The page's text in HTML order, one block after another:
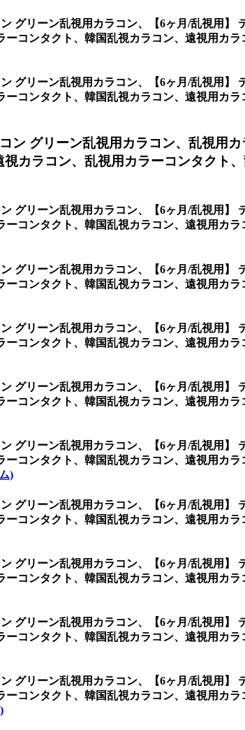
グリーン乱視用カラコン、
【6ヶ月/乱視用】
コンタクト、韓国乱視カラコン、遠視用カ
グリーン乱視用カラコン、
【6ヶ月/乱視用】
コンタクト、韓国乱視カラコン、遠視用カ
ン グリーン乱視用カラコン、 乱視用カ
カラコン、乱視用カラーコンタクト
グリーン乱視用カラコン、
【6ヶ月/乱視用】
コンタクト、韓国乱視カラコン、遠視用カ
グリーン乱視用カラコン、
【6ヶ月/乱視用】
コンタクト、韓国乱視カラコン、遠視用カ
グリーン乱視用カラコン、
【6ヶ月/乱視用】
コンタクト、韓国乱視カラコン、遠視用カ
グリーン乱視用カラコン、
【6ヶ月/乱視用】
ーコンタクト、韓国乱視カラコン、遠視用カ
グリーン乱視用カラコン、
【6ヶ月/乱視用】
ーコンタクト、韓国乱視カラコン、遠視用カ
)
グリーン乱視用カラコン、
【6ヶ月/乱視用】
ーコンタクト、韓国乱視カラコン、遠視用カ
グリーン乱視用カラコン、
【6ヶ月/乱視用】
コンタクト、韓国乱視カラコン、遠視用カ
グリーン乱視用カラコン、
【6ヶ月/乱視用】
コンタクト、韓国乱視カラコン、遠視用カ
グリーン乱視用カラコン、
【6ヶ月/乱視用】
コンタクト、韓国乱視カラコン、遠視用カ